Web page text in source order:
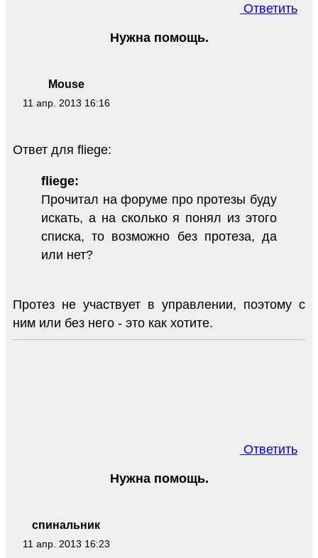
Ответить
Mouse
11 апр. 2013 16:16
Нужна помощь.
Ответ для fliege:
fliege:
Прочитал на форуме про протезы буду
искать, а на сколько я понял из этого
списка, то возможно без протеза, да
или нет?
Протез не участвует в управлении, поэтому с
ним или без него - это как хотите.
Ответить
спинальник
11 апр. 2013 16:23
Нужна помощь.